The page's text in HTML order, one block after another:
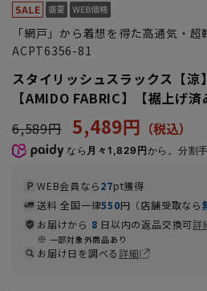
「網戸」から着想を得た高通気・超
ACPT6356-81
スタイリッシュスラックス【涼
【AMIDO FABRIC】【裾上げ済
6,589円 5,489円
なら 月々1,829円から。分割
WEB会員なら27pt獲得
送料 全国一律550円（店舗受取なら
お届けから 8 日以内の返品交換可詳
一部対象外商品あり
お届け日を調べる詳細